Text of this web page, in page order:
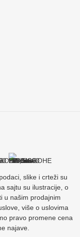
slike i crteži su
sajtu su ilustracije, o
u našim prodajnim
više o uslovima
pravo promene cena
najave.